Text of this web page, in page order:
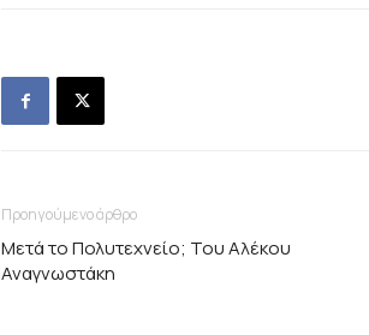
Προηγούμενο άρθρο
Μετά το Πολυτεχνείο; Του Αλέκου
Αναγνωστάκη